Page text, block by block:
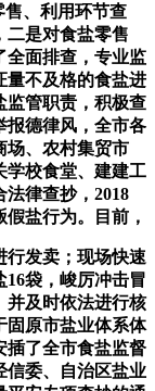
、利用环节查
二是对食盐零售
全面排查，专业监
量不及格的食盐进
监管职责，积极查
报德律风，全市各
场、农村集贸市
学校食堂、建建工
律查抄，2018
盐行为。目前，
发卖；现场快速
袋，峻厉冲击冒
并及时依法进行核
固原市盐业体系体
插了全市食盐监督
信委、自治区盐业